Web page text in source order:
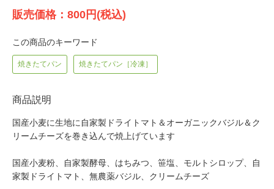
販売価格：800円(税込)
この商品のキーワード
焼きたてパン 焼きたてパン［冷凍］
商品説明
国産小麦に生地に自家製ドライトマト＆オーガニックバジル＆ク
リームチーズを巻き込んで焼上げています
国産小麦粉、自家製酵母、はちみつ、笹塩、モルトシロップ、自
家製ドライトマト、無農薬バジル、クリームチーズ